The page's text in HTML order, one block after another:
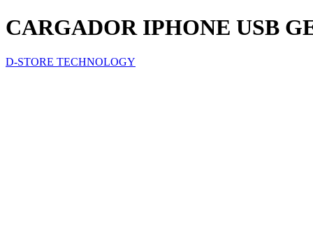
CARGADOR IPHONE USB
D-STORE TECHNOLOGY